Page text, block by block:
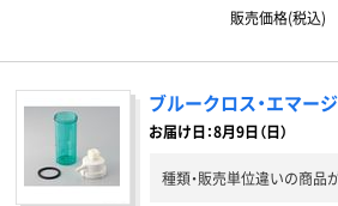
販売価格(税込)
ブルークロス・エマー
お届け日：8月9日（日）
種類・販売単位違いの商品